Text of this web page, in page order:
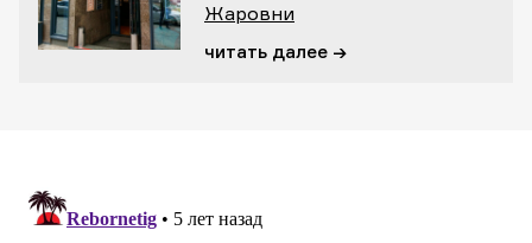
Жаровни
читать далее →